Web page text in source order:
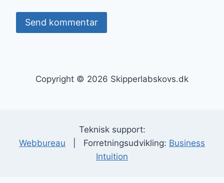
Copyright © 2026 Skipperlabskovs.dk
Teknisk support:
Webbureau | Forretningsudvikling: Business
Intuition